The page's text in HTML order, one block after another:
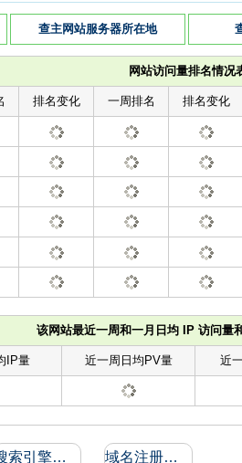
查主网站服务器所在地
网站访问量排名情况
排名变化 一周排名 排名变化
该网站最近一周和一月日均 IP 访问量
IP量 近一周日均PV量 近
搜索引擎收录和反向链接 域名注册信息